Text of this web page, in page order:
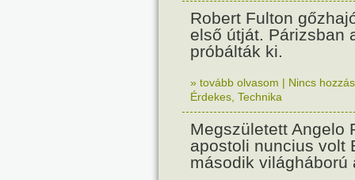
Robert Fulton
első útját. Párizsban
próbálták ki.
» tovább olvasom | Nincs
Érdekes Technika
Megszületett Angelo
apostoli nuncius volt
második világháború